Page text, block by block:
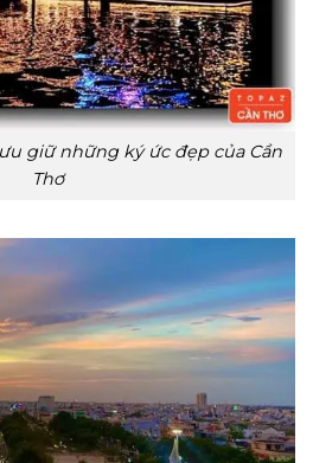
giữ những ký ức đẹp của Cần
Thơ